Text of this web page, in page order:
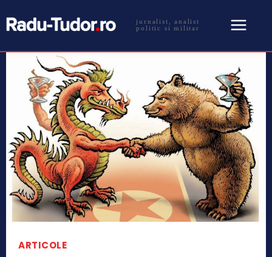
jurnalist, analist
politic si militar
ARTICOLE